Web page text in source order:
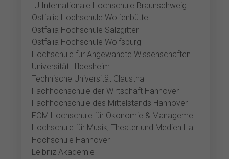
IU Internationale Hochschule Braunschweig
Ostfalia Hochschule Wolfenbüttel
Ostfalia Hochschule Salzgitter
Ostfalia Hochschule Wolfsburg
Hochschule für Angewandte Wissenschaften und Kunst Hildesheim
Universität Hildesheim
Technische Universität Clausthal
Fachhochschule der Wirtschaft Hannover
Fachhochschule des Mittelstands Hannover
FOM Hochschule für Ökonomie & Management Hannover
Hochschule für Musik, Theater und Medien Hannover
Hochschule Hannover
Leibniz Akademie